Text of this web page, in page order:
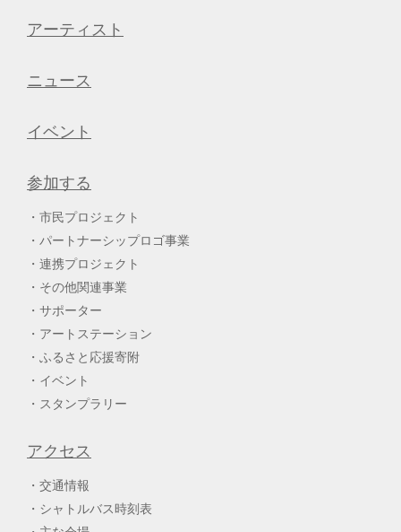
アーティスト
ニュース
イベント
参加する
市民プロジェクト
パートナーシップロゴ事業
連携プロジェクト
その他関連事業
サポーター
アートステーション
ふるさと応援寄附
イベント
スタンプラリー
アクセス
交通情報
シャトルバス時刻表